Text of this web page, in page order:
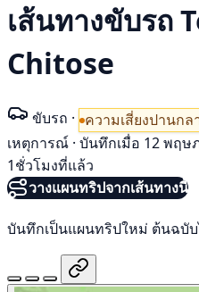
เส้นทางขับรถ
Chitose
ขับรถ · ความเสี่ยงปานกล
เหตุการณ์ · บันทึกเมื่อ 12 พฤษ
1ชั่วโมงที่แล้ว
วางแผนทริปจากเส้นทางนี้
บันทึกเป็นแผนทริปใหม่ ต้นฉบับ